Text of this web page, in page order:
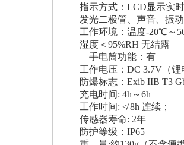
指示方式：LCD显示实
发光二极管、声音、振
工作环境：温度-20℃～
湿度＜95%RH 无结露
手电筒功能：有
工作电压：DC 3.7V（锂
防爆标志：Exib IIB T3
充电时间: 4h～6h
工作时间: ≮ 8h 连续；
传感器寿命: 2年
防护等级：IP65